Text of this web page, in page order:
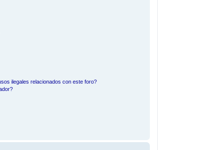
ilegales relacionados con este foro?